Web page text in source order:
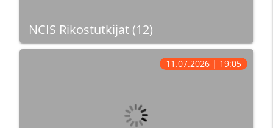
NCIS Rikostutkijat (12)
11.07.2026 | 19:05